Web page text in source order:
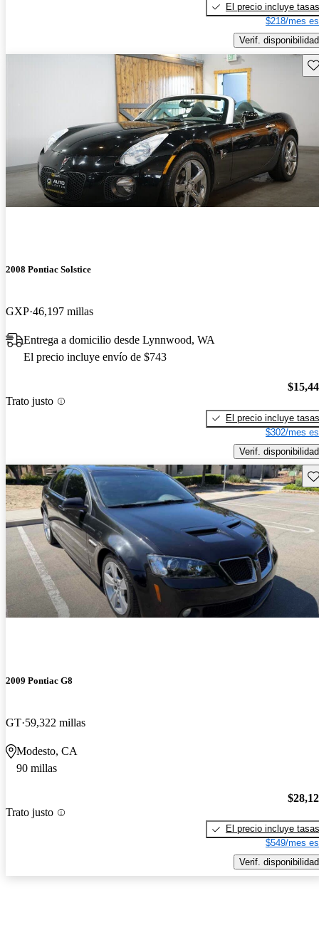
El precio incluye tasas
$218/mes
Verif. disponibilidad
2008 Pontiac Solstice
GXP 46,197 millas
Entrega a domicilio desde Lynnwood, WA
El precio incluye envío de $743
Trato justo
El precio incluye tasas
$302/mes
Verif. disponibilidad
2009 Pontiac G8
GT 59,322 millas
Modesto, CA
90 millas
Trato justo
El precio incluye tasas
$549/mes
Verif. disponibilidad